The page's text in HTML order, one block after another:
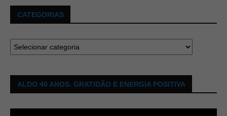
CATEGORIAS
ALDO 40 ANOS. GRATIDÃO E ENERGIA POSITIVA